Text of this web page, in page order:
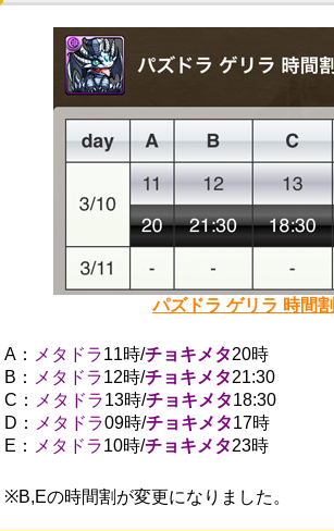
パズドラ ゲリラ 時間割
A： メタドラ11時/チョキメタ20時
B： メタドラ12時/チョキメタ21:30
C： メタドラ13時/チョキメタ18:30
D： メタドラ09時/チョキメタ17時
E： メタドラ10時/チョキメタ23時
※B,Eの時間割が変更になりました。